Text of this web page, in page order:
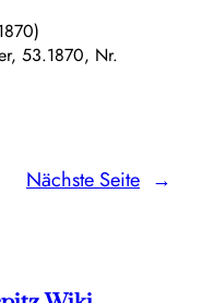
53.1870, Nr.
Nächste Seite →